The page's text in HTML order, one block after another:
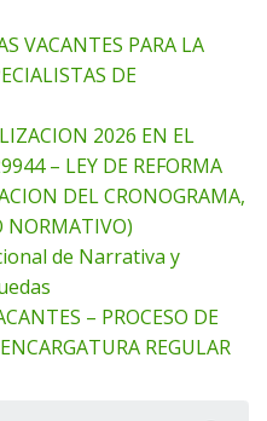
VACANTES PARA LA
DE
2026 EN EL
– LEY DE REFORMA
DEL CRONOGRAMA,
NORMATIVO)
de Narrativa y
– PROCESO DE
REGULAR